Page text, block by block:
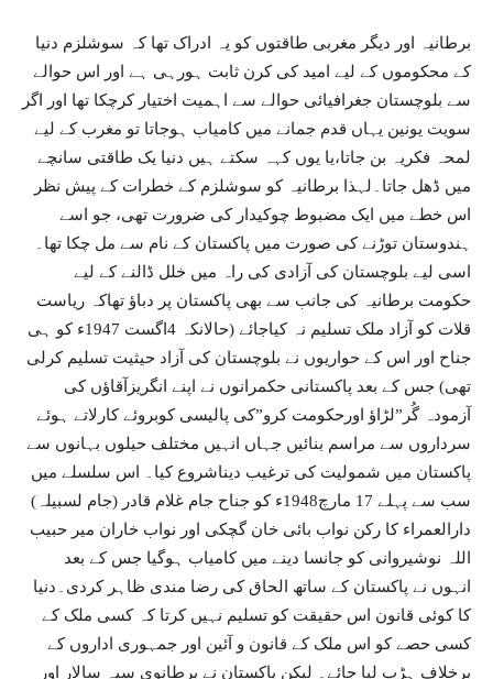
برطانیہ اور دیگر مغربی طاقتوں کو یہ ادراک تھا کہ سوشلزم دنیا
کے محکوموں کے لیے امید کی کرن ثابت ہورہی ہے اور اس حوالے
سے بلوچستان جغرافیائی حوالے سے اہمیت اختیار کرچکا تھا اور اگر
سویت یونین یہاں قدم جمانے میں کامیاب ہوجاتا تو مغرب کے لیے
لمحہ فکریہ بن جاتا،یا یوں کہہ سکتے ہیں دنیا یک طاقتی سانچے
میں ڈھل جاتا۔لہذا برطانیہ کو سوشلزم کے خطرات کے پیش نظر
اس خطے میں ایک مضبوط چوکیدار کی ضرورت تھی، جو اسے
ہندوستان توڑنے کی صورت میں پاکستان کے نام سے مل چکا تھا۔
اسی لیے بلوچستان کی آزادی کی راہ میں خلل ڈالنے کے لیے
حکومت برطانیہ کی جانب سے بھی پاکستان پر دباؤ تھاکہ ریاست
قلات کو آزاد ملک تسلیم نہ کیاجائے (حالانکہ 4اگست 1947ء کو ہی
جناح اور اس کے حواریوں نے بلوچستان کی آزاد حیثیت تسلیم کرلی
تھی) جس کے بعد پاکستانی حکمرانوں نے اپنے انگریزآقاؤں کی
آزمودہ گُر”لڑاؤ اورحکومت کرو”کی پالیسی کوبروئے کارلاتے ہوئے
سرداروں سے مراسم بنائیں جہاں انہیں مختلف حیلوں بہانوں سے
پاکستان میں شمولیت کی ترغیب دیناشروع کیا۔ اس سلسلے میں
سب سے پہلے 17 مارچ1948ء کو جناح جام غلام قادر (جام لسبیلہ)
دارالعمراء کا رکن نواب بائی خان گچکی اور نواب خاران میر حبیب
اللہ نوشیروانی کو جانسا دینے میں کامیاب ہوگیا جس کے بعد
انہوں نے پاکستان کے ساتھ الحاق کی رضا مندی ظاہر کردی۔دنیا
کا کوئی قانون اس حقیقت کو تسلیم نہیں کرتا کہ کسی ملک کے
کسی حصے کو اس ملک کے قانون و آئین اور جمہوری اداروں کے
برخلاف ہڑپ لیا جائے۔ لیکن پاکستان نے برطانوی سپہ سالار اور